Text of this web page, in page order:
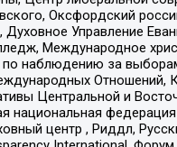
Оксфордский
Управление
Международное
по наблюдению за
Центральной и
национальная
центр , Риддл,